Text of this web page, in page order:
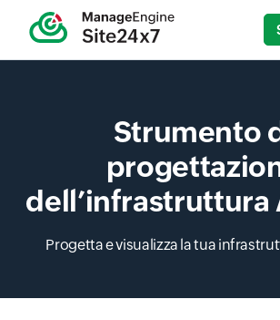
Strumento
dell’infrastruttura
Progetta e visualizza la tua